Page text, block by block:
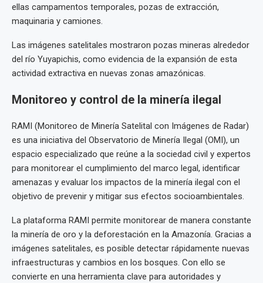
ellas campamentos temporales, pozas de extracción,
maquinaria y camiones.
Las imágenes satelitales mostraron pozas mineras alrededor
del río Yuyapichis, como evidencia de la expansión de esta
actividad extractiva en nuevas zonas amazónicas.
Monitoreo y control de la minería ilegal
RAMI (Monitoreo de Minería Satelital con Imágenes de Radar)
es una iniciativa del Observatorio de Minería Ilegal (OMI), un
espacio especializado que reúne a la sociedad civil y expertos
para monitorear el cumplimiento del marco legal, identificar
amenazas y evaluar los impactos de la minería ilegal con el
objetivo de prevenir y mitigar sus efectos socioambientales.
La plataforma RAMI permite monitorear de manera constante
la minería de oro y la deforestación en la Amazonía. Gracias a
imágenes satelitales, es posible detectar rápidamente nuevas
infraestructuras y cambios en los bosques. Con ello se
convierte en una herramienta clave para autoridades y